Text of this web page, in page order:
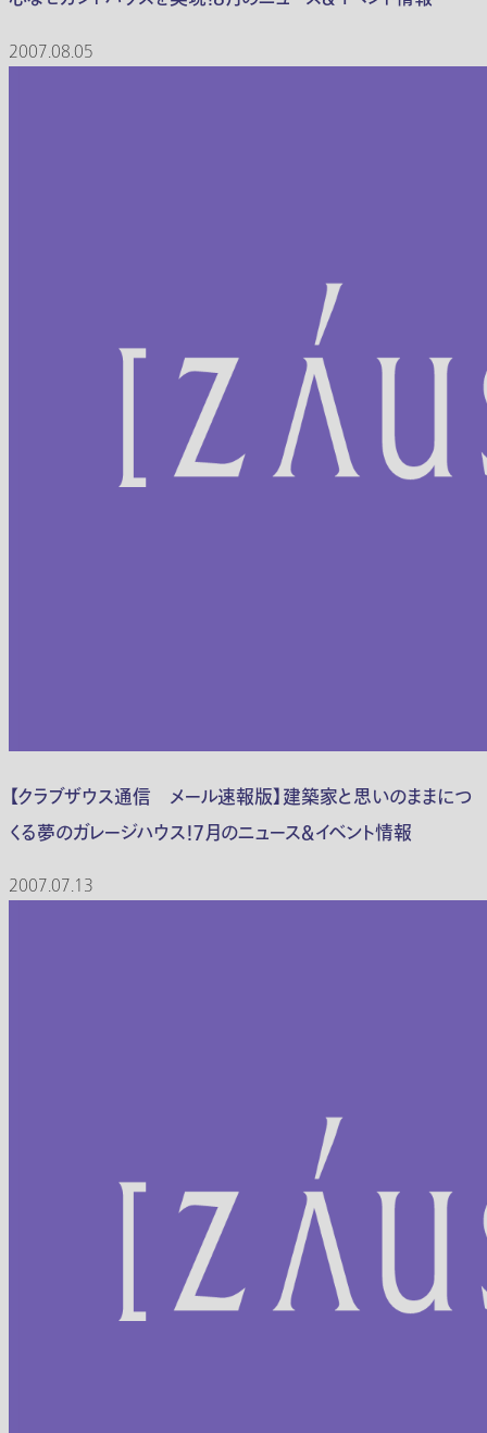
2007.08.05
【クラブザウス通信 メール速報版】建築家と思いのままにつ
くる夢のガレージハウス！７月のニュース＆イベント情報
2007.07.13